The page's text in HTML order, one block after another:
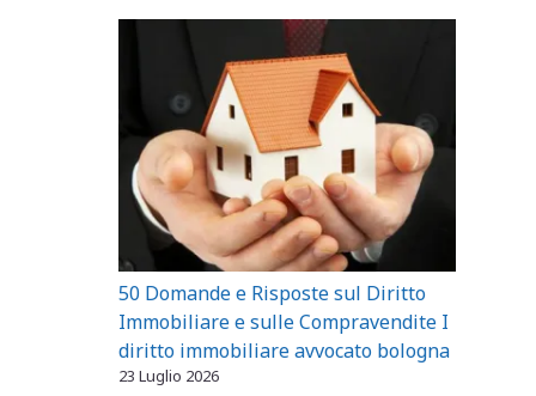
50 Domande e Risposte sul Diritto
Immobiliare e sulle Compravendite I
diritto immobiliare avvocato bologna
23 Luglio 2026